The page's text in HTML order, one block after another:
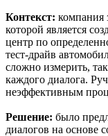
Контекст: компания
которой является
центр по
тест-драйв
сложно измерить,
каждого диалога.
неэффективным
Решение: было
диалогов на основе